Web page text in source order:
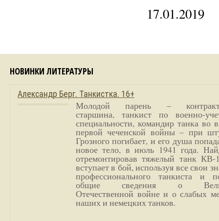
17.01.2019
НОВИНКИ ЛИТЕРАТУРЫ
Александр Берг. Танкистка. 16+
Молодой парень –
старшина, танкист по военно-
специальности, командир танка во
первой чеченской войны – при
Грозного погибает, и его душа
новое тело, в июль 1941 года.
отремонтировав тяжелый танк
вступает в бой, используя все свои
профессионального танкиста и
общие сведения о
Отечественной войне и о слабых
наших и немецких танков.